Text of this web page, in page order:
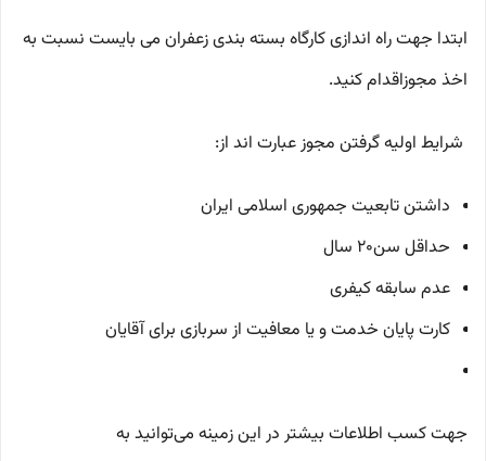
ابتدا جهت راه اندازی کارگاه بسته بندی زعفران می بایست نسبت به
اخذ مجوزاقدام کنید.
شرایط اولیه گرفتن مجوز عبارت اند از:
داشتن تابعیت جمهوری اسلامی ایران
حداقل سن۲۰ سال
عدم سابقه کیفری
کارت پایان خدمت و یا معافیت از سربازی برای آقایان
جهت کسب اطلاعات بیشتر در این زمینه می‌توانید به